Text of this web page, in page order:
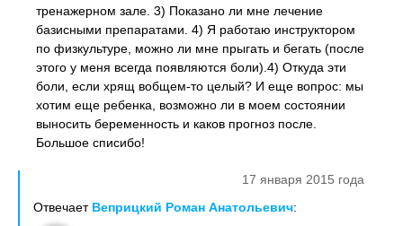
тренажерном зале. 3) Показано ли мне лечение
базисными препаратами. 4) Я работаю инструктором
по физкультуре, можно ли мне прыгать и бегать (после
этого у меня всегда появляются боли).4) Откуда эти
боли, если хрящ вобщем-то целый? И еще вопрос: мы
хотим еще ребенка, возможно ли в моем состоянии
выносить беременность и каков прогноз после.
Большое списибо!
17 января 2015 года
Отвечает Веприцкий Роман Анатольевич: